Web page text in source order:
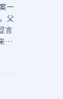
一
父
言
回